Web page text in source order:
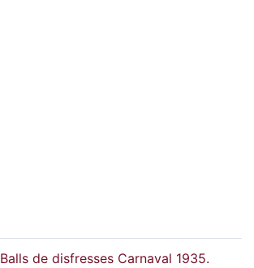
Balls de disfresses Carnaval 1935.